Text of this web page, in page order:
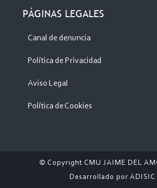
PÁGINAS LEGALES
Canal de denuncia
Política de Privacidad
Aviso Legal
Política de Cookies
© Copyright CMU JAIME DEL
Desarrollado porADISIC